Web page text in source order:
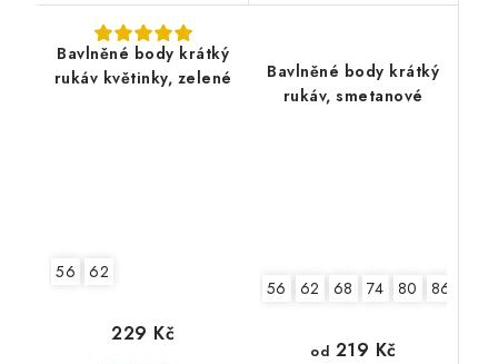
Bavlněné body krátký
rukáv květinky, zelené
56 62
229 Kč
Bavlněné body krátký
rukáv, smetanové
56 62 68 74 80 86
od 219 Kč